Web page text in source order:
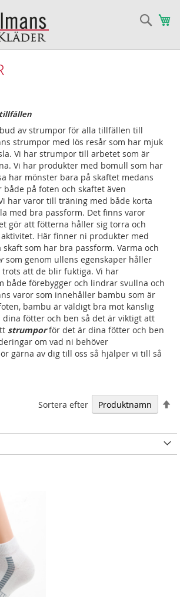
Sök
av strumpor för alla tillfällen till
strumpor med lös resår som har mjuk
Vi har strumpor till arbetet som är
Vi har produkter med bomull som har
har mönster bara på skaftet medans
både på foten och skaftet även
har varor till träning med både korta
med bra passform. Det finns varor
gör att fötterna håller sig torra och
Här finner ni produkter med
som har bra passform. Varma och
som genom ullens egenskaper håller
att de blir fuktiga. Vi har
både förebygger och lindrar svullna och
varor som innehåller bambu som är
bambu är väldigt bra mot känslig
dina fötter och ben så det är viktigt att
strumporför det är dina fötter och ben
om vad ni behöver
gärna av dig till oss så hjälper vi till så
Sortera efter